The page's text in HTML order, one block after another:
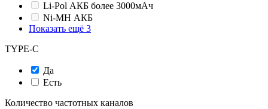
Li-Pol АКБ более 3000мАч
Ni-MH АКБ
Показать ещё 3
TYPE-C
Да
Есть
Количество частотных каналов